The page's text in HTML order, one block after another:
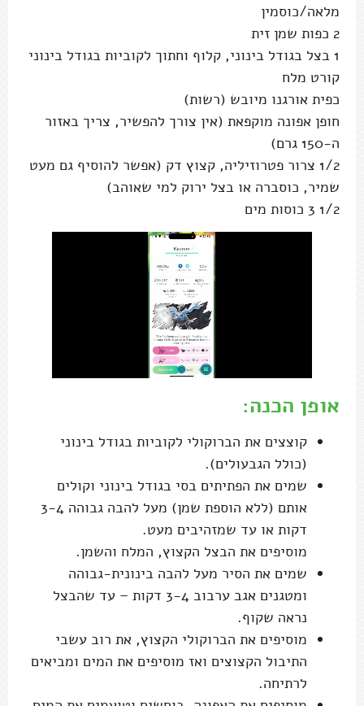
מלאה/כוסמין
2 כפות שמן זית
1 בצל בגודל בינוני, קלוף וחתוך לקוביות בגודל בינוני
קורט מלח
כפית אורגנו מיובש (רשות)
חופן אפונה מוקפאת (אין צורך להפשיר, צריך באזור
ה-150 גרם)
1/2 צרור פטרוזיליה, קצוץ דק (אפשר להוסיף גם מעט
שמיר, כוסברה או בצל ירוק למי שאוהב)
1/2 3 כוסות מים
אופן הכנה:
קוצצים את הברוקולי לקוביות בגודל בינוני
(כולל הגבעולים).
שמים את הפתיתים בסי בגודל בינוני וקולים
אותם (ללא הוספת שמן) מעל להבה גבוהה 3-4
דקות או עד שמזהיבים מעט.
מוסיפים את הבצל הקצוץ, המלח והשמן.
שמים את הסיר מעל להבה בינונית-גבוהה
ומטגנים אגב ערבוב 3-4 דקות – עד שהבצל
נראה שקוף.
מוסיפים את הברוקולי הקצוץ, את רוב עשבי
התיבול הקצוצים ואז מוסיפים את המים ומביאים
לרתיחה.